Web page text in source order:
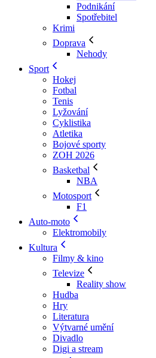
Podnikání
Spotřebitel
Krimi
Doprava
Nehody
Sport
Hokej
Fotbal
Tenis
Lyžování
Cyklistika
Atletika
Bojové sporty
ZOH 2026
Basketbal
NBA
Motosport
F1
Auto-moto
Elektromobily
Kultura
Filmy & kino
Televize
Reality show
Hudba
Hry
Literatura
Výtvarné umění
Divadlo
Digi a stream